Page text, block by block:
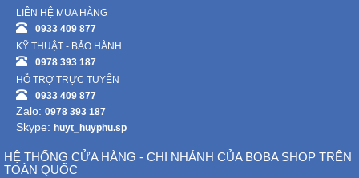
Khỏe
Làm
Đẹp
Thiết
Tế
-
LIÊN HỆ MUA HÀNG
0933 409 877
KỸ THUẬT - BẢO HÀNH
0978 393 187
HỖ TRỢ TRỰC TUYẾN
0933 409 877
Zalo: 0978 393 187
Skype: huyt_huyphu.sp
HỆ THỐNG CỬA HÀNG - CHI NHÁNH CỦA BOBA SHOP TRÊN
TOÀN QUỐC